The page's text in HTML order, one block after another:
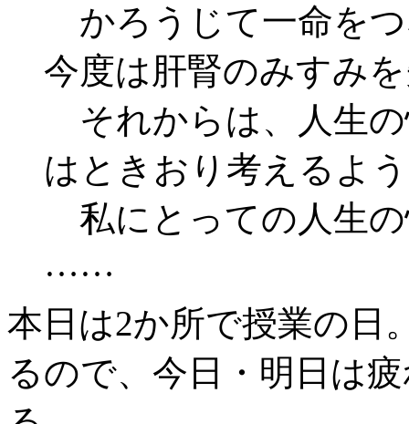
かろうじて一命を
今度は肝腎のみすみ
それからは、人生
はときおり考えるよ
私にとっての人生
……
本日は2か所で授業の日
るので、今日・明日は